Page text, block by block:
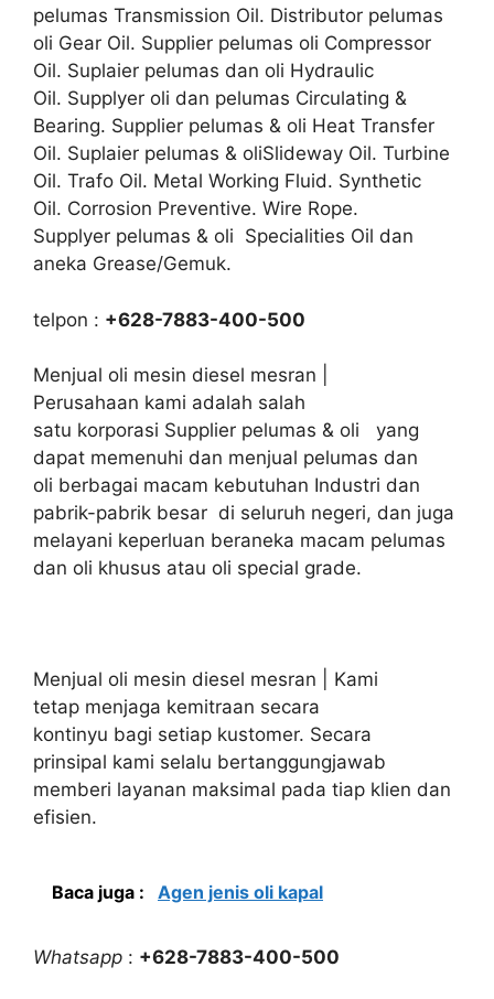
pelumas Transmission Oil. Distributor pelumas
oli Gear Oil. Supplier pelumas oli Compressor
Oil. Suplaier pelumas dan oli Hydraulic
Oil. Supplyer oli dan pelumas Circulating &
Bearing. Supplier pelumas & oli Heat Transfer
Oil. Suplaier pelumas & oliSlideway Oil. Turbine
Oil. Trafo Oil. Metal Working Fluid. Synthetic
Oil. Corrosion Preventive. Wire Rope.
Supplyer pelumas & oli Specialities Oil dan
aneka Grease/Gemuk.
telpon : +628-7883-400-500
Menjual oli mesin diesel mesran |
Perusahaan kami adalah salah
satu korporasi Supplier pelumas & oli yang
dapat memenuhi dan menjual pelumas dan
oli berbagai macam kebutuhan Industri dan
pabrik-pabrik besar di seluruh negeri, dan juga
melayani keperluan beraneka macam pelumas
dan oli khusus atau oli special grade.
Menjual oli mesin diesel mesran | Kami
tetap menjaga kemitraan secara
kontinyu bagi setiap kustomer. Secara
prinsipal kami selalu bertanggungjawab
memberi layanan maksimal pada tiap klien dan
efisien.
Baca juga : Agen jenis oli kapal
Whatsapp : +628-7883-400-500